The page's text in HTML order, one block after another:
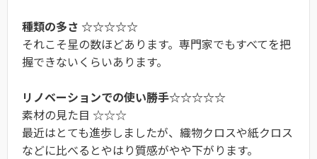
種類の多さ ☆☆☆☆☆
それこそ星の数ほどあります。専門家でもすべてを把
握できないくらいあります。
リノベーションでの使い勝手☆☆☆☆☆
素材の見た目 ☆☆☆
最近はとても進歩しましたが、織物クロスや紙クロス
などに比べるとやはり質感がやや下がります。